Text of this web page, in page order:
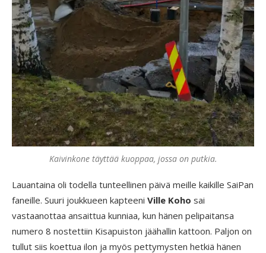
Kaivinkone täyttää kuoppaa, jossa on putkia.
Lauantaina oli todella tunteellinen päivä meille kaikille SaiPan
faneille. Suuri joukkueen kapteeni Ville Koho sai
vastaanottaa ansaittua kunniaa, kun hänen pelipaitansa
numero 8 nostettiin Kisapuiston jäähallin kattoon. Paljon on
tullut siis koettua ilon ja myös pettymysten hetkiä hänen